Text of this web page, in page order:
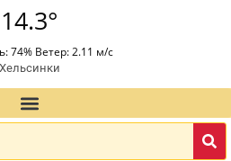
14.3°
74% Ветер: 2.11 м/с
Хельсинки